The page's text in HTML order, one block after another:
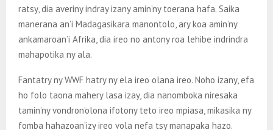
ratsy, dia averiny indray izany amin’ny toerana hafa. Saika
manerana an’i Madagasikara manontolo, ary koa amin’ny
ankamaroan’i Afrika, dia ireo no antony roa lehibe indrindra
mahapotika ny ala.
Fantatry ny WWF hatry ny ela ireo olana ireo. Noho izany, efa
ho folo taona mahery lasa izay, dia nanomboka niresaka
tamin’ny vondron’olona ifotony teto ireo mpiasa, mikasika ny
fomba hahazoan’izy ireo vola nefa tsy manapaka hazo.